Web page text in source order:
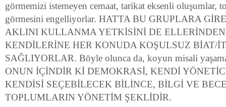
görmemizi istemeyen cemaat, tarikat eksenli oluşumlar,
görmesini engelliyorlar. HATTA BU GRUPLARA
AKLINI KULLANMA YETKİSİNİ DE
KENDİLERİNE HER KONUDA KOŞULSUZ BİAT/
SAĞLIYORLAR. Böyle olunca da, koyun misali
ONUN İÇİNDİR Kİ DEMOKRASİ, KENDİ
KENDİSİ SEÇEBİLECEK BİLİNCE, BİLGİ VE
TOPLUMLARIN YÖNETİM ŞEKLİDİR.